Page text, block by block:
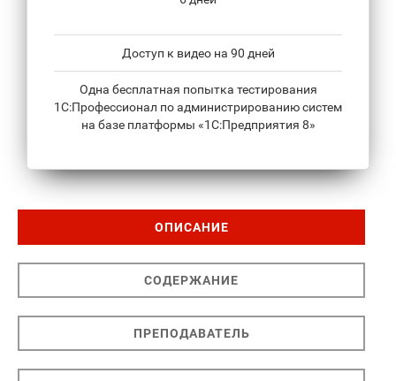
Доступ к видео на 90 дней
Одна бесплатная попытка тестирования
1С:Профессионал по администрированию систем
на базе платформы «1С:Предприятия 8»
ОПИСАНИЕ
СОДЕРЖАНИЕ
ПРЕПОДАВАТЕЛЬ